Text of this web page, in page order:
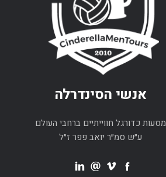
אנשי הסינדרלה
מסעות כדורגל חווייתיים ברחבי העולם
ע״ש סמ״ר יואב פפר ז״ל